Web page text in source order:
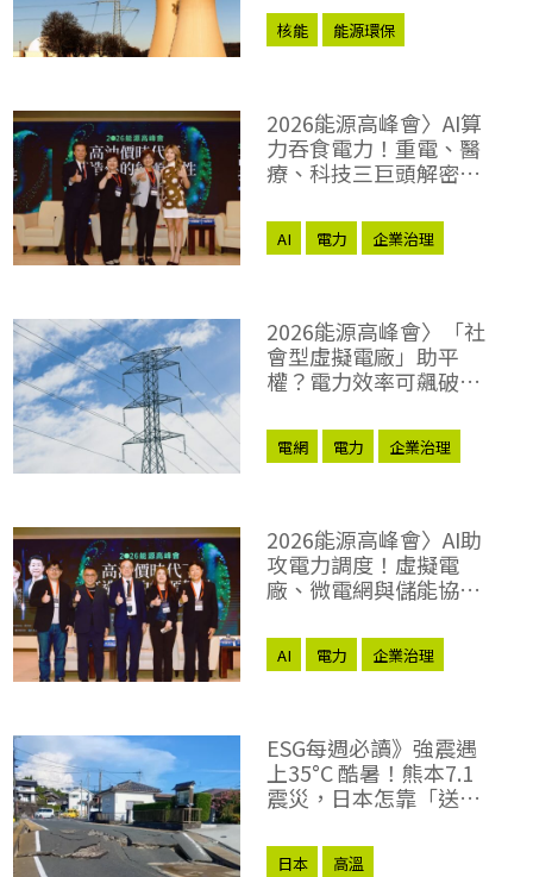
核能 能源環保
2026能源高峰會〉AI算
力吞食電力！重電、醫
療、科技三巨頭解密
鍵
AI 電力 企業治理
2026能源高峰會〉「社
會型虛擬電廠」助平
權？電力效率可飆破
能源升級解方
電網 電力 企業治理
2026能源高峰會〉AI助
攻電力調度！虛擬電
廠、微電網與儲能協奏
AI 電力 企業治理
ESG每週必讀》強震遇
上35°C 酷暑！熊本7.1
震災，日本怎靠「送
式救災？
日本 高溫